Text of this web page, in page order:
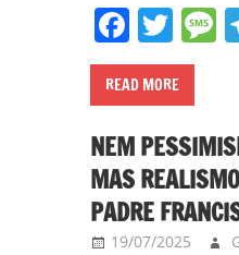
READ MORE
NEM
MAS
PADRE
19/07/2025